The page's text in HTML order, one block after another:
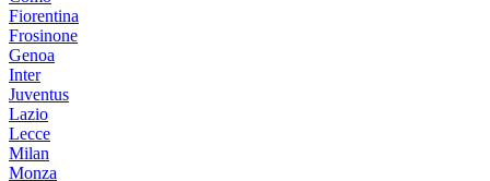
Fiorentina
Frosinone
Genoa
Inter
Juventus
Lazio
Lecce
Milan
Monza